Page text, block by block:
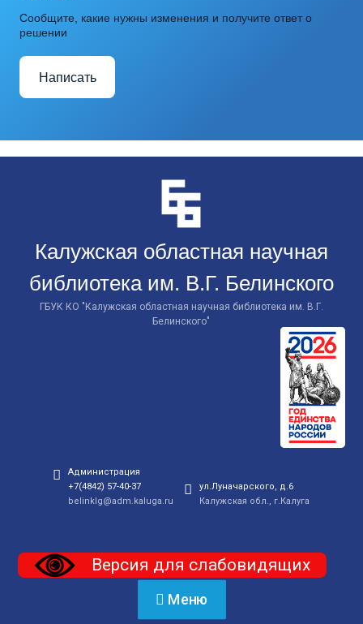
Сообщите, какие нужны изменения и получите ответ о
решении
Написать
Калужская областная научная
библиотека им. В.Г. Белинского
ГБУК КО "Калужская областная научная библиотека им. В.Г.
Белинского"
Администрация
+7(4842) 57-40-37
belinklg@adm.kaluga.ru
ул.Луначарского, д.6
Калужская обл., г.Калуга
Версия для слабовидящих
Меню